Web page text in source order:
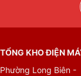
TỔNG KHO ĐIỆN
Phường Long Biên -